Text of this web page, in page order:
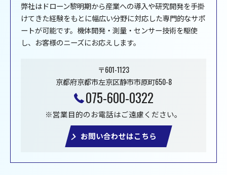
弊社はドローン黎明期から産業への導入や研究開発を手掛
けてきた経験をもとに幅広い分野に対応した専門的なサポ
ートが可能です。機体開発・測量・センサー技術を駆使
し、お客様のニーズにお応えします。
〒601-1123
京都府京都市左京区静市市原町650-8
075-600-0322
※営業目的のお電話はご遠慮ください。
お問い合わせはこちら